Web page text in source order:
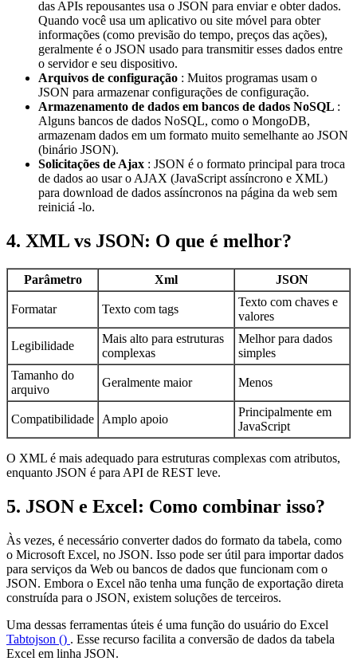
das APIs repousantes usa o JSON para enviar e obter dados.
Quando você usa um aplicativo ou site móvel para obter
informações (como previsão do tempo, preços das ações),
geralmente é o JSON usado para transmitir esses dados entre
o servidor e seu dispositivo.
Arquivos de configuração : Muitos programas usam o
JSON para armazenar configurações de configuração.
Armazenamento de dados em bancos de dados NoSQL :
Alguns bancos de dados NoSQL, como o MongoDB,
armazenam dados em um formato muito semelhante ao JSON
(binário JSON).
Solicitações de Ajax : JSON é o formato principal para troca
de dados ao usar o AJAX (JavaScript assíncrono e XML)
para download de dados assíncronos na página da web sem
reiniciá -lo.
4. XML vs JSON: O que é melhor?
Parâmetro Xml JSON
Formatar Texto com tags
Texto com chaves e
valores
Legibilidade
Mais alto para estruturas
complexas
Melhor para dados
simples
Tamanho do
arquivo
Geralmente maior Menos
Compatibilidade Amplo apoio
Principalmente em
JavaScript
O XML é mais adequado para estruturas complexas com atributos,
enquanto JSON é para API de REST leve.
5. JSON e Excel: Como combinar isso?
Às vezes, é necessário converter dados do formato da tabela, como
o Microsoft Excel, no JSON. Isso pode ser útil para importar dados
para serviços da Web ou bancos de dados que funcionam com o
JSON. Embora o Excel não tenha uma função de exportação direta
construída para o JSON, existem soluções de terceiros.
Uma dessas ferramentas úteis é uma função do usuário do Excel
Tabtojson () . Esse recurso facilita a conversão de dados da tabela
Excel em linha JSON.